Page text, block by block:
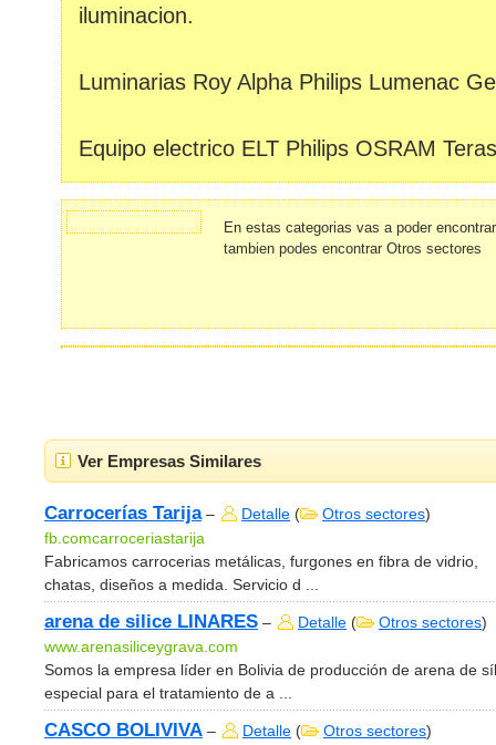
iluminacion.
Luminarias Roy Alpha Philips Lumenac
Equipo electrico ELT Philips OSRAM
En estas categorias vas a poder
tambien podes encontrar Otros sectores
Ver Empresas Similares
Carrocerías Tarija– Detalle ( Otros sectores)
fb.comcarroceriastarija
Fabricamos carrocerias metálicas, furgones en fibra de vidrio,
chatas, diseños a medida. Servicio d ...
arena de silice LINARES – Detalle ( Otros sectores)
www.arenasiliceygrava.com
Somos la empresa líder en Bolivia de producción de arena de
especial para el tratamiento de a ...
CASCO BOLIVIVA – Detalle ( Otros sectores)